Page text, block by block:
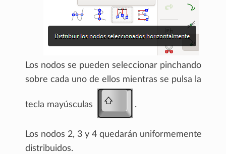
Los nodos se pueden seleccionar pinchando
sobre cada uno de ellos mientras se pulsa la
tecla mayúsculas .
Los nodos 2, 3 y 4 quedarán uniformemente
distribuidos.